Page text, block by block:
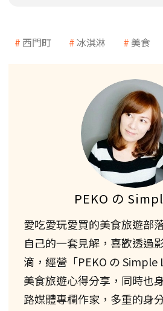
西門町 冰淇淋 美食
PEKO の
愛吃愛玩愛買的美食旅遊部
自己的一套見解，喜歡透過
滴，經營「PEKO の Simple
美食旅遊心得分享，同時也
路媒體專欄作家，多重的身